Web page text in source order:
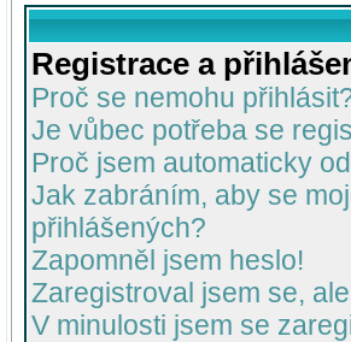
Registrace a
Proč se nemohu
Je vůbec potřeba se
Proč jsem automaticky
Jak zabráním, aby se
přihlášených?
Zapomněl jsem heslo!
Zaregistroval jsem se,
V minulosti jsem se